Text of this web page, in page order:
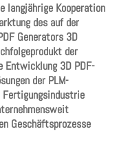
langjährige Kooperation
des auf der
Generators 3D
der
Entwicklung 3D PDF-
der PLM-
Geschäftsprozesse